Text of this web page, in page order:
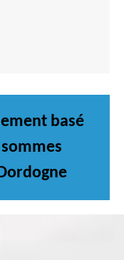
basé